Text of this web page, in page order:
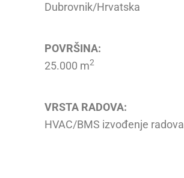
Dubrovnik/Hrvatska
POVRŠINA:
25.000 m2
VRSTA RADOVA:
HVAC/BMS izvođenje radova